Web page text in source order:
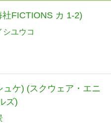
FICTIONS カ 1-2)
シユウコ
ュケ) (スクウェア・エニ
ズ)